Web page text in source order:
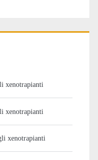
xenotrapianti
xenotrapianti
xenotrapianti